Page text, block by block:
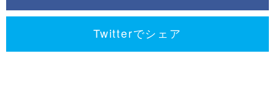
Twitterでシェア